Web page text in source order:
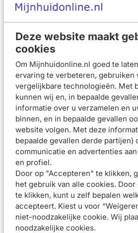
Deze website maakt
cookies
Om Mijnhuidonline.nl goed te
ervaring te verbeteren, gebruiken
vergelijkbare technologieën. Met
kunnen wij en, in bepaalde
informatie over u verzamelen en
binnen, en in bepaalde gevallen
website volgen. Met deze
bepaalde gevallen derde partijen)
communicatie en advertenties
en profiel.
Door op "Accepteren" te klikken,
het gebruik van alle cookies. Door
te klikken, kunt u zelf bepalen
accepteert. Kiest u voor
niet-noodzakelijke cookie. Wij
noodzakelijke cookies.
Geeft direct een natuurlijke, rozige
dermatologische studies bewijzen:
huidverdraagzaamheid en
Geeft onmiddellijk een rozige
tegen te gaan
Vermindert donkere vlekken als
Verhoogt de elasticiteit van de
rimpels op
Gebruiksadvies
Bij het aanbrengen geeft de formule
gloed om voornamelijk 's ochtends
uitziende huid op te frissen.
Samenstelling
Beoordelingen (10 )
Aanbevolen artikelen voor
Filler + Elasticity Dagcrème